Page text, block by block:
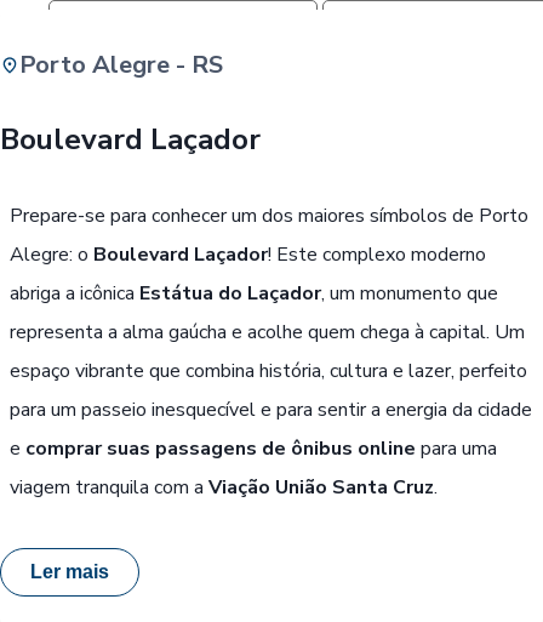
Porto Alegre - RS
Boulevard Laçador
Prepare-se para conhecer um dos maiores símbolos de Porto
Alegre: o Boulevard Laçador! Este complexo moderno
abriga a icônica Estátua do Laçador, um monumento que
representa a alma gaúcha e acolhe quem chega à capital. Um
espaço vibrante que combina história, cultura e lazer, perfeito
para um passeio inesquecível e para sentir a energia da cidade
e comprar suas passagens de ônibus online para uma
viagem tranquila com a Viação União Santa Cruz.
Ler mais